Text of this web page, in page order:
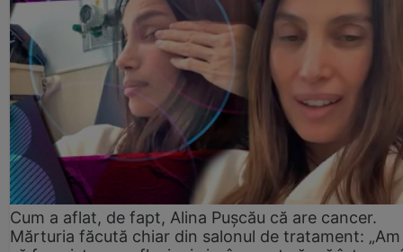
Cum a aflat, de fapt, Alina Pușcău că are cancer.
Mărturia făcută chiar din salonul de tratament: